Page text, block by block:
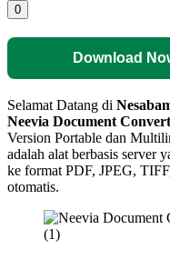
0
Download
Selamat Datang di
Neevia Document
Version Portable dan
adalah alat berbasis server
ke format PDF, JPEG,
otomatis.